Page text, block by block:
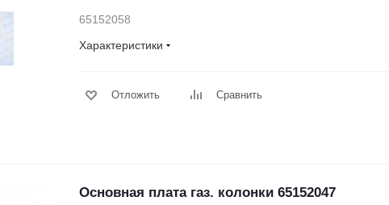
65152058
Характеристики
Отложить Сравнить
Основная плата газ. колонки 65152047